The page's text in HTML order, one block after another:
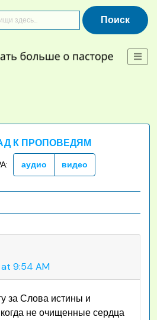
К ПРОПОВЕДЯМ
аудио видео
9:54 AM
за Слова истины и
не очищенные сердца